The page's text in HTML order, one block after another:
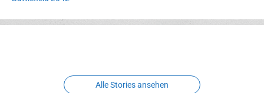
Erlebnispark
Verbotene
Alle Stories ansehen